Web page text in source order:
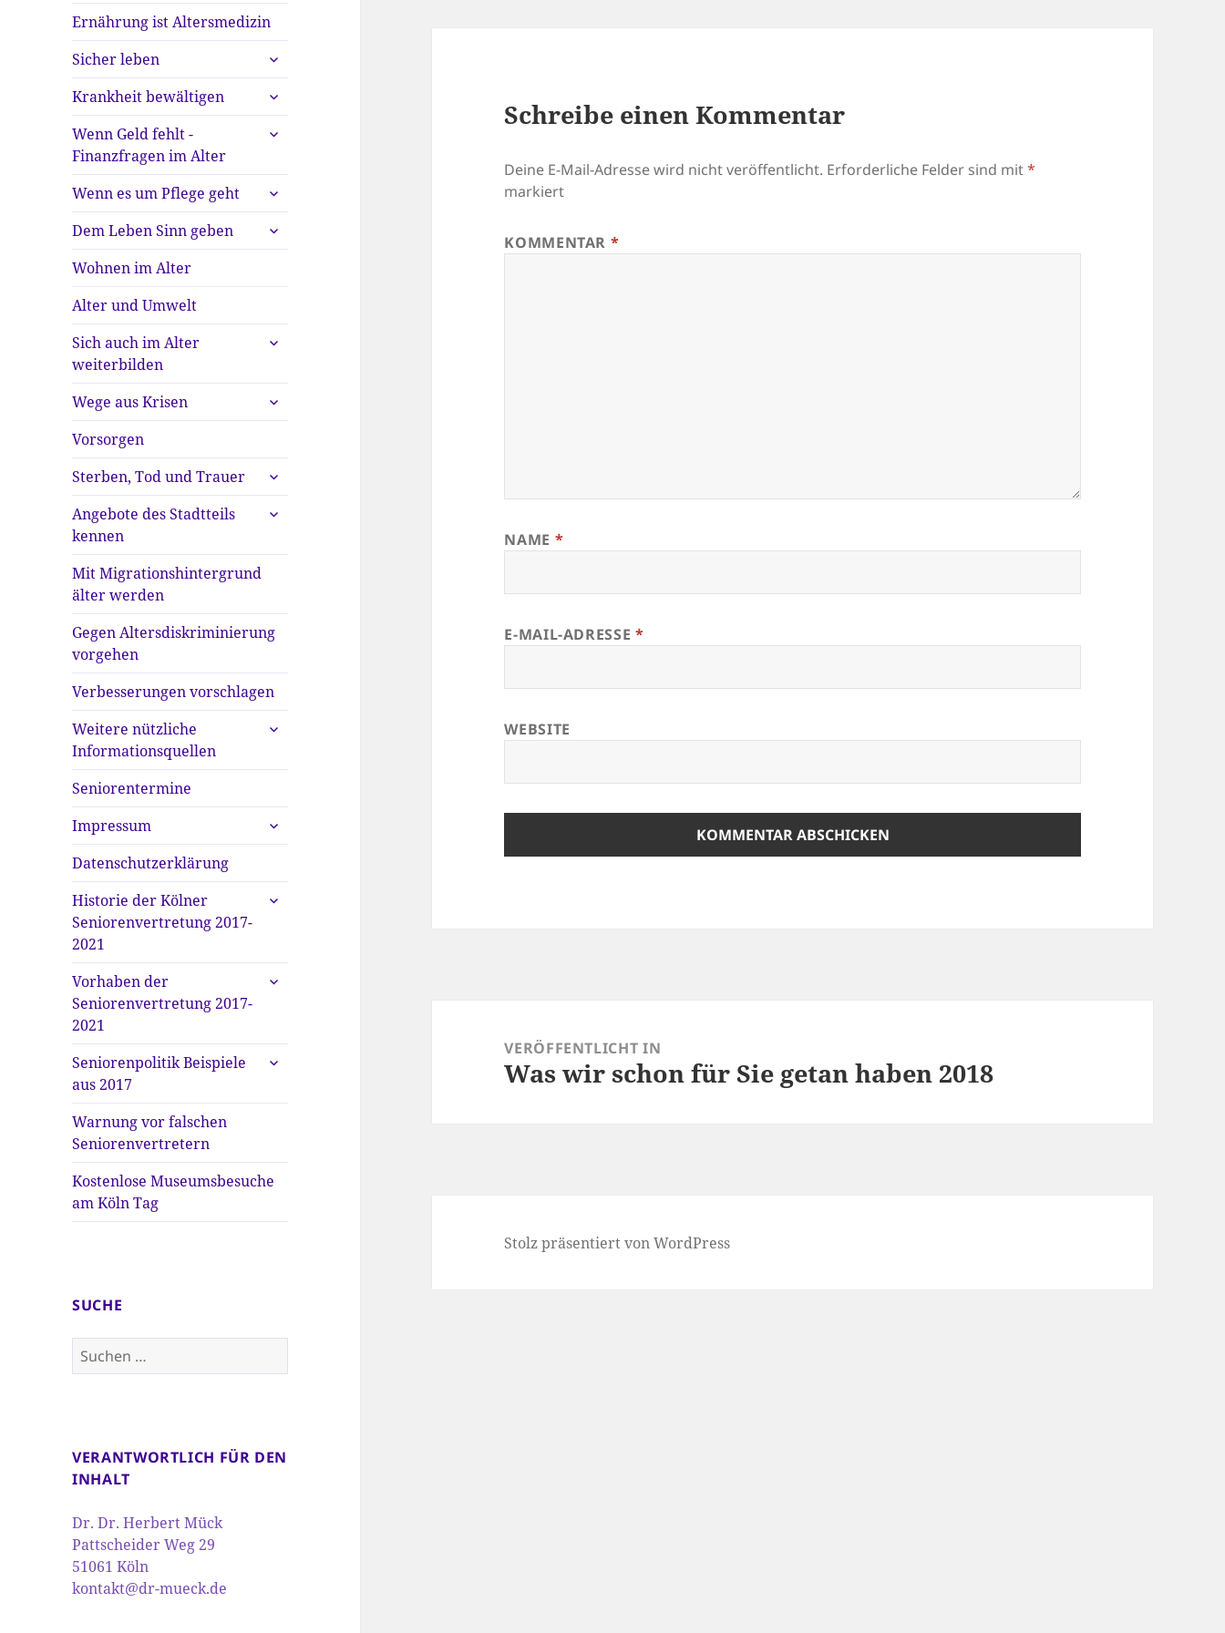
Ernährung ist Altersmedizin
Sicher leben
untermenü
anzeigen
Krankheit bewältigen
untermenü
anzeigen
Wenn Geld fehlt -
Finanzfragen im Alter
untermenü
Wenn es um Pflege geht
untermenü
anzeigen
Dem Leben Sinn geben
untermenü
anzeigen
Wohnen im Alter
Alter und Umwelt
Sich auch im Alter
weiterbilden
untermenü
Wege aus Krisen
untermenü
anzeigen
Vorsorgen
Sterben, Tod und Trauer
untermenü
anzeigen
Angebote des Stadtteils
kennen
untermenü
Mit Migrationshintergrund
älter werden
Gegen Altersdiskriminierung
vorgehen
Verbesserungen vorschlagen
Weitere nützliche
Informationsquellen
untermenü
Seniorentermine
Impressum
untermenü
anzeigen
Datenschutzerklärung
Historie der Kölner
Seniorenvertretung 2017-
2021
untermenü
Vorhaben der
Seniorenvertretung 2017-
2021
untermenü
Seniorenpolitik Beispiele
aus 2017
untermenü
Warnung vor falschen
Seniorenvertretern
Kostenlose Museumsbesuche
am Köln Tag
SUCHE
Suchen
nach:
VERANTWORTLICH FÜR DEN
INHALT
Dr. Dr. Herbert Mück
Pattscheider Weg 29
51061 Köln
kontakt@dr-mueck.de
Schreibe einen Kommentar
Deine E-Mail-Adresse wird nicht veröffentlicht. Erforderliche Felder sind mit*
markiert
KOMMENTAR *
NAME *
E-MAIL-ADRESSE *
WEBSITE
VERÖFFENTLICHT IN
Was wir schon für Sie getan haben 2018
Stolz präsentiert von WordPress